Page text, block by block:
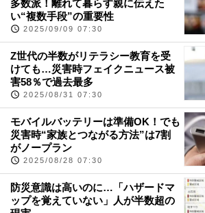
多数派！離れて暮らす親に伝えた
い“複数手段”の重要性
2025/09/09 07:30
Z世代の半数がリテラシー教育を受
けても…災害時フェイクニュース被
害58％で過去最多
2025/08/31 07:30
モバイルバッテリーは準備OK！でも
災害時“家族とつながる方法”は7割
がノープラン
2025/08/28 07:30
防災意識は高いのに…「ハザードマ
ップを覚えていない」人が半数超の